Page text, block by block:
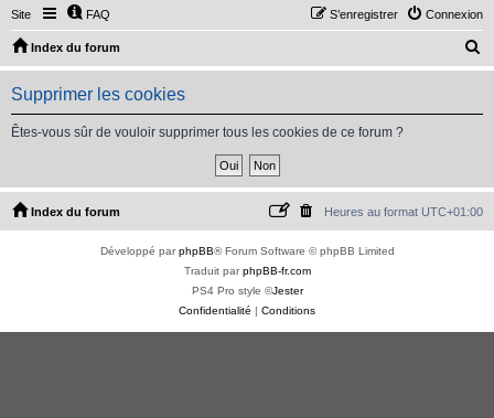
Site FAQ Connexion
S’enregistrer
Index du forum
e
h
Supprimer les cookies
Êtes-vous sûr de vouloir supprimer tous les cookies de ce forum ?
Index du forum Heures au format UTC+01:00
Développé parphpBB® Forum Software © phpBB Limited
Traduit parphpBB-fr.com
PS4 Pro style ©Jester
Confidentialité | Conditions